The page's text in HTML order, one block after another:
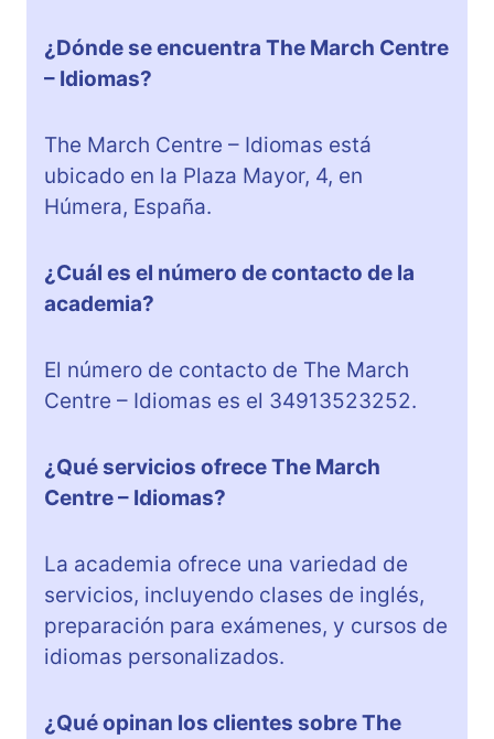
¿Dónde se encuentra The March Centre
– Idiomas?
The March Centre – Idiomas está
ubicado en la Plaza Mayor, 4, en
Húmera, España.
¿Cuál es el número de contacto de la
academia?
El número de contacto de The March
Centre – Idiomas es el 34913523252.
¿Qué servicios ofrece The March
Centre – Idiomas?
La academia ofrece una variedad de
servicios, incluyendo clases de inglés,
preparación para exámenes, y cursos de
idiomas personalizados.
¿Qué opinan los clientes sobre The